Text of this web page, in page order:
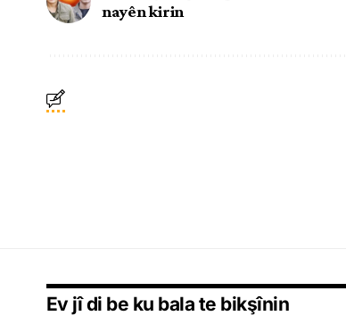
nayên kirin
Ev jî di be ku bala te bikşînin